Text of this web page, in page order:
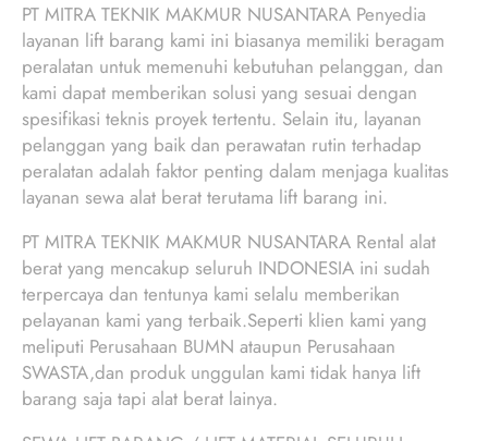
PT MITRA TEKNIK MAKMUR NUSANTARA Penyedia
layanan lift barang kami ini biasanya memiliki beragam
peralatan untuk memenuhi kebutuhan pelanggan, dan
kami dapat memberikan solusi yang sesuai dengan
spesifikasi teknis proyek tertentu. Selain itu, layanan
pelanggan yang baik dan perawatan rutin terhadap
peralatan adalah faktor penting dalam menjaga kualitas
layanan sewa alat berat terutama lift barang ini.
PT MITRA TEKNIK MAKMUR NUSANTARA Rental alat
berat yang mencakup seluruh INDONESIA ini sudah
terpercaya dan tentunya kami selalu memberikan
pelayanan kami yang terbaik.Seperti klien kami yang
meliputi Perusahaan BUMN ataupun Perusahaan
SWASTA,dan produk unggulan kami tidak hanya lift
barang saja tapi alat berat lainya.